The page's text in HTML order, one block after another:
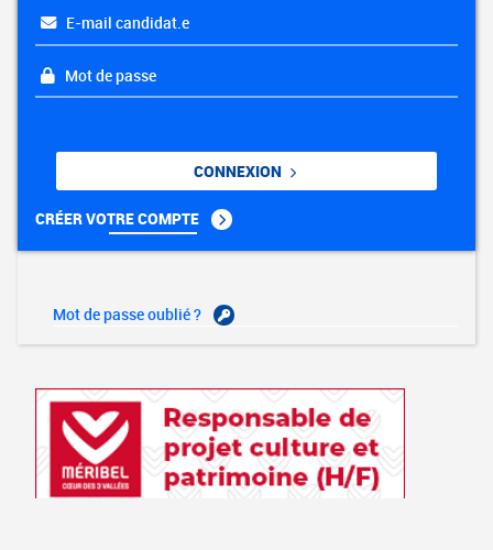
E-mail candidat.e
Mot de passe
CONNEXION
CRÉER VOTRE COMPTE
Mot de passe oublié ?